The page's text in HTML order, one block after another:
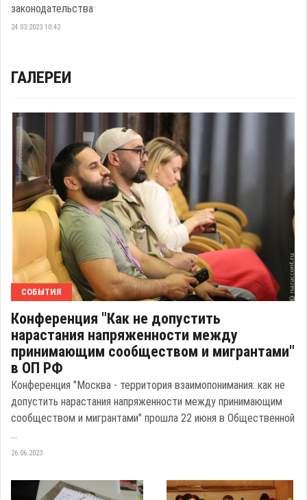
законодательства
24.03.2023 10:42
ГАЛЕРЕИ
СОБЫТИЯ
Конференция "Как не допустить
нарастания напряженности между
принимающим сообществом и мигрантами"
в ОП РФ
Конференция "Москва - территория взаимопонимания: как не
допустить нарастания напряженности между принимающим
сообществом и мигрантами" прошла 22 июня в Общественной
26.06.2023